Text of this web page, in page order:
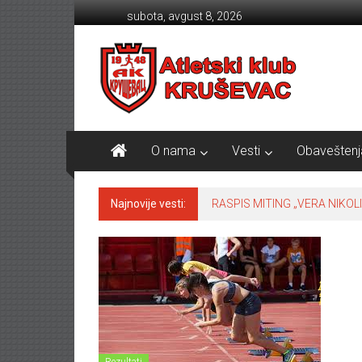
subota, avgust 8, 2026
Atletski klub KRUŠEVAC
O nama Vesti
Najnovije vesti: RASPIS MITING „VERA